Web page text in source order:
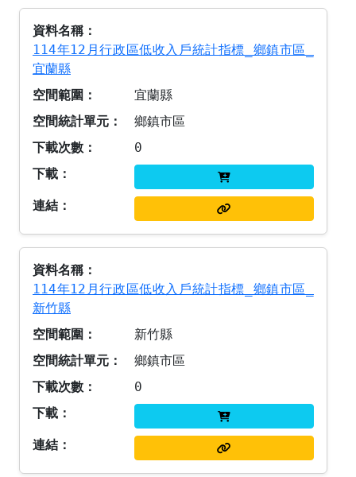
114年12月行政區低收入戶統計指標_鄉鎮市區_
宜蘭縣
宜蘭縣
鄉鎮市區
0
114年12月行政區低收入戶統計指標_鄉鎮市區_
新竹縣
新竹縣
鄉鎮市區
0